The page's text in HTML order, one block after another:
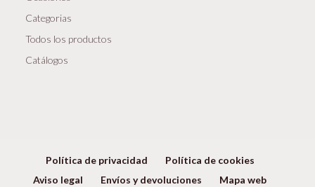
Categorias
Todos los productos
Catálogos
Política de privacidad
Política de cookies
Aviso legal
Envíos y devoluciones Mapa web